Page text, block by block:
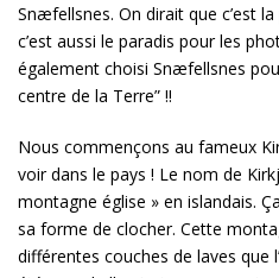
Snæfellsnes. On dirait que c’est
c’est aussi le paradis pour les
également choisi Snæfellsnes
centre de la Terre” !!
Nous commençons au fameux
voir dans le pays ! Le nom de
montagne église » en islandais.
sa forme de clocher. Cette
différentes couches de laves que